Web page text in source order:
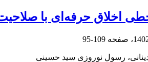
اخلاق حرفه‌ای با
109-95
رسول نوروزی سید حسینی